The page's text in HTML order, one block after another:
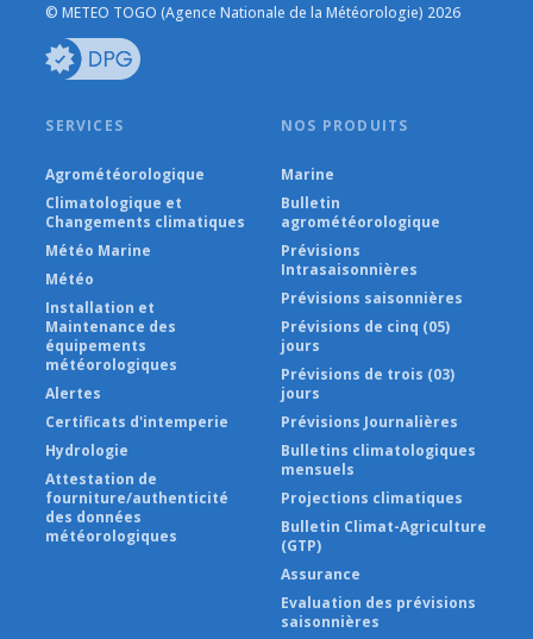
© METEO TOGO (Agence Nationale de la Météorologie) 2026
SERVICES
Agrométéorologique
Climatologique et
Changements climatiques
Météo Marine
Météo
Installation et
Maintenance des
équipements
météorologiques
Alertes
Certificats d'intemperie
Hydrologie
Attestation de
fourniture/authenticité
des données
météorologiques
NOS PRODUITS
Marine
Bulletin
agrométéorologique
Prévisions
Intrasaisonnières
Prévisions saisonnières
Prévisions de cinq (05)
jours
Prévisions de trois (03)
jours
Prévisions Journalières
Bulletins climatologiques
mensuels
Projections climatiques
Bulletin Climat-Agriculture
(GTP)
Assurance
Evaluation des prévisions
saisonnières